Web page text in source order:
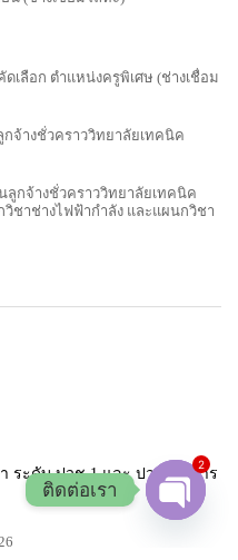
เลือก ตำแหน่งครูพิเศษ (ช่างเชื่อม
จ้างชั่วคราววิทยาลัยเทคนิค
ลูกจ้างชั่วคราววิทยาลัยเทคนิค
ชาช่างไฟฟ้ากำลัง และแผนกวิชา
ระดับ ปวช.1 และ ปวส.1 ปีการ
ติดต่อเรา
Open
2